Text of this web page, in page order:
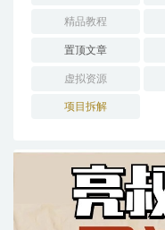
精品教程
置顶文章
虚拟资源
项目拆解